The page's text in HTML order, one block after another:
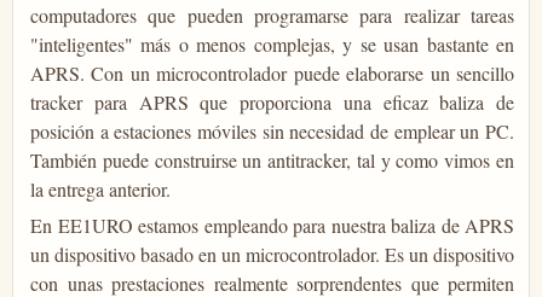
computadores que pueden programarse para realizar tareas
"inteligentes" más o menos complejas, y se usan bastante en
APRS. Con un microcontrolador puede elaborarse un sencillo
tracker para APRS que proporciona una eficaz baliza de
posición a estaciones móviles sin necesidad de emplear un PC.
También puede construirse un antitracker, tal y como vimos en
la entrega anterior.
En EE1URO estamos empleando para nuestra baliza de APRS
un dispositivo basado en un microcontrolador. Es un dispositivo
con unas prestaciones realmente sorprendentes que permiten